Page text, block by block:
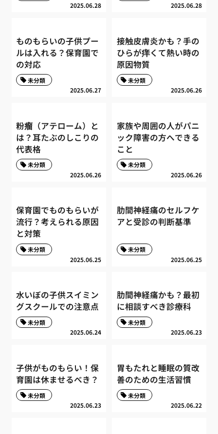
2025.06.28 2025.06.28
ものもらいの子供プー
ルは入れる？保育園で
の対応
2025.06.27
未分類
接触皮膚炎かも？手の
ひらが痒くて熱い時の
原因物質
2025.06.26
未分類
粉瘤（アテローム）と
は？耳たぶのしこりの
代表格
2025.06.26
未分類
家族や周囲の人がパニ
ック障害の方へできる
こと
2025.06.26
未分類
保育園でものもらいが
流行？考えられる原因
と対策
2025.06.25
未分類
肋間神経痛のセルフケ
アと受診の判断基準
2025.06.25
未分類
水いぼの子供スイミン
グスクールでの注意点
2025.06.24
未分類
肋間神経痛かも？最初
に相談すべき診療科
2025.06.23
未分類
子供がものもらい！保
育園は休ませるべき？
2025.06.23
未分類
胃もたれと睡眠の質改
善のための生活習慣
2025.06.22
未分類